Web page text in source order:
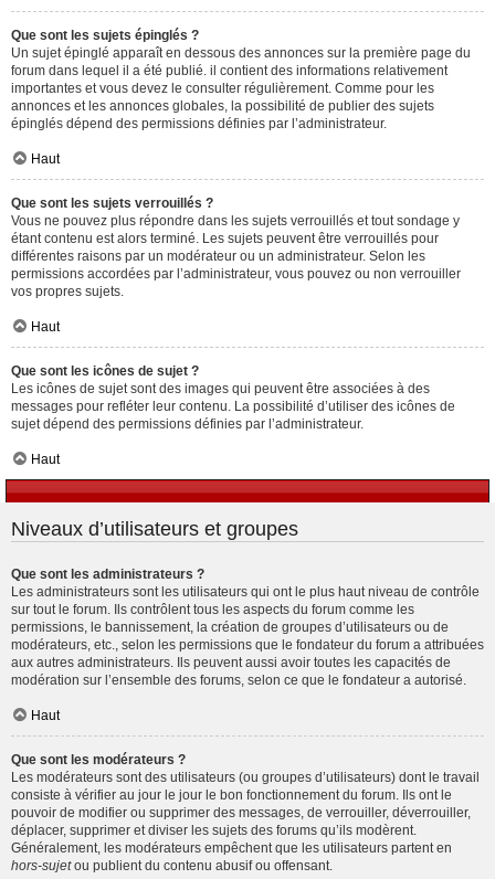
Que sont les sujets épinglés ?
Un sujet épinglé apparaît en dessous des annonces sur la première page du
forum dans lequel il a été publié. il contient des informations relativement
importantes et vous devez le consulter régulièrement. Comme pour les
annonces et les annonces globales, la possibilité de publier des sujets
épinglés dépend des permissions définies par l’administrateur.
Haut
Que sont les sujets verrouillés ?
Vous ne pouvez plus répondre dans les sujets verrouillés et tout sondage y
étant contenu est alors terminé. Les sujets peuvent être verrouillés pour
différentes raisons par un modérateur ou un administrateur. Selon les
permissions accordées par l’administrateur, vous pouvez ou non verrouiller
vos propres sujets.
Haut
Que sont les icônes de sujet ?
Les icônes de sujet sont des images qui peuvent être associées à des
messages pour refléter leur contenu. La possibilité d’utiliser des icônes de
sujet dépend des permissions définies par l’administrateur.
Haut
Niveaux d’utilisateurs et groupes
Que sont les administrateurs ?
Les administrateurs sont les utilisateurs qui ont le plus haut niveau de contrôle
sur tout le forum. Ils contrôlent tous les aspects du forum comme les
permissions, le bannissement, la création de groupes d’utilisateurs ou de
modérateurs, etc., selon les permissions que le fondateur du forum a attribuées
aux autres administrateurs. Ils peuvent aussi avoir toutes les capacités de
modération sur l’ensemble des forums, selon ce que le fondateur a autorisé.
Haut
Que sont les modérateurs ?
Les modérateurs sont des utilisateurs (ou groupes d’utilisateurs) dont le travail
consiste à vérifier au jour le jour le bon fonctionnement du forum. Ils ont le
pouvoir de modifier ou supprimer des messages, de verrouiller, déverrouiller,
déplacer, supprimer et diviser les sujets des forums qu’ils modèrent.
Généralement, les modérateurs empêchent que les utilisateurs partent en
hors-sujetou publient du contenu abusif ou offensant.